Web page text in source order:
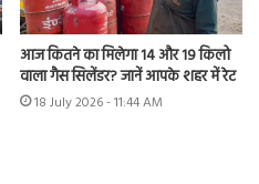
आज कितने का मिलेगा 14 और 19 किलो
वाला गैस सिलेंडर? जानें आपके शहर में रेट
18 July 2026 - 11:44 AM